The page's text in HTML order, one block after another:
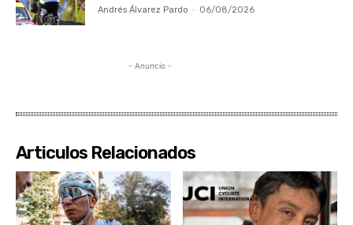
Andrés Álvarez Pardo - 06/08/2026
- Anuncio -
Articulos Relacionados